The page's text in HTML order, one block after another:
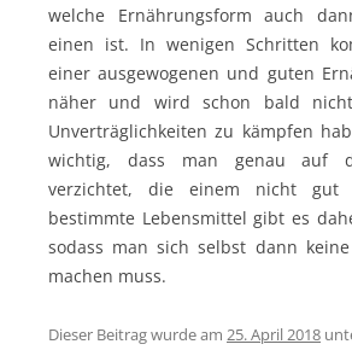
welche Ernährungsform auch
einen ist. In wenigen Schritten
einer ausgewogenen und guten
näher und wird schon bald
Unverträglichkeiten zu kämpfen
wichtig, dass man genau auf
verzichtet, die einem nicht
bestimmte Lebensmittel gibt es
sodass man sich selbst dann
machen muss.
Dieser Beitrag wurde am 25. April 2018